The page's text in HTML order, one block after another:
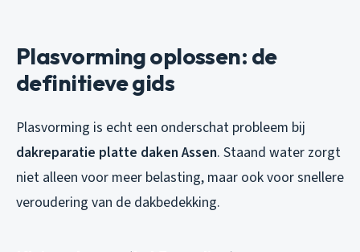
Plasvorming oplossen: de
definitieve gids
Plasvorming is echt een onderschat probleem bij
dakreparatie platte daken Assen. Staand water zorgt
niet alleen voor meer belasting, maar ook voor snellere
veroudering van de dakbedekking.